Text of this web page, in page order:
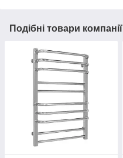
Подібні товари компанії